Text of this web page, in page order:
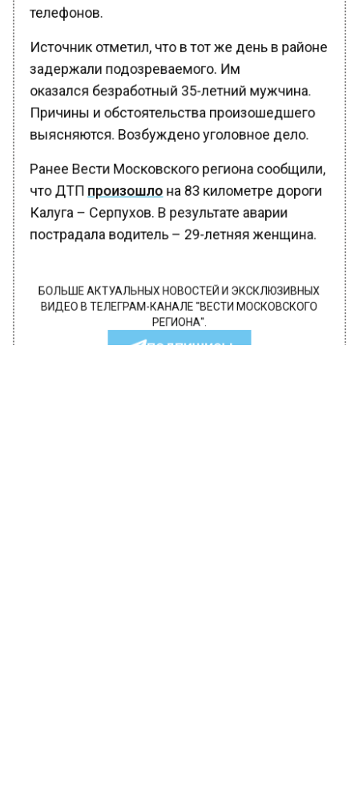
телефонов.
Источник отметил, что в тот же день в районе
задержали подозреваемого. Им
оказался безработный 35-летний мужчина.
Причины и обстоятельства произошедшего
выясняются. Возбуждено уголовное дело.
Ранее Вести Московского региона сообщили,
что ДТПпроизошлона 83 километре дороги
Калуга – Серпухов. В результате аварии
пострадала водитель – 29-летняя женщина.
БОЛЬШЕ АКТУАЛЬНЫХ НОВОСТЕЙ И ЭКСКЛЮЗИВНЫХ
ВИДЕО В ТЕЛЕГРАМ-КАНАЛЕ "ВЕСТИ МОСКОВСКОГО
РЕГИОНА".